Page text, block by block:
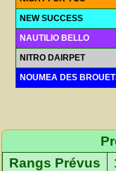
NEW SUCCESS
NAUTILIO BELLO
NITRO DAIRPET
NOUMEA DES
Rangs Prévus